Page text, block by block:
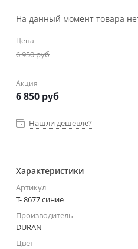
На данный момент товара
Цена
6 950руб
Акция
6 850 руб
Нашли дешевле?
Характеристики
Артикул
Т- 8677 синие
Производитель
DURAN
Цвет